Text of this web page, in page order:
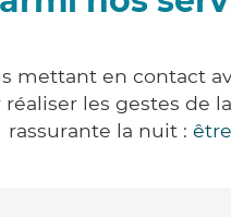
mettant en contact
les gestes
rassurante la nuit :